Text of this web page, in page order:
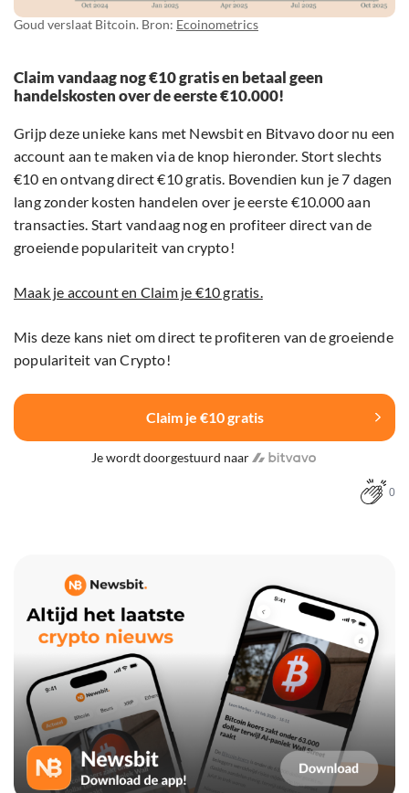
Goud verslaat Bitcoin. Bron: Ecoinometrics
Claim vandaag nog €10 gratis en betaal geen
handelskosten over de eerste €10.000!
Grijp deze unieke kans met Newsbit en Bitvavo door nu een
account aan te maken via de knop hieronder. Stort slechts
€10 en ontvang direct €10 gratis. Bovendien kun je 7 dagen
lang zonder kosten handelen over je eerste €10.000 aan
transacties. Start vandaag nog en profiteer direct van de
groeiende populariteit van crypto!
Maak je account en Claim je €10 gratis.
Mis deze kans niet om direct te profiteren van de groeiende
populariteit van Crypto!
Claim je €10 gratis
Je wordt doorgestuurd naar
0